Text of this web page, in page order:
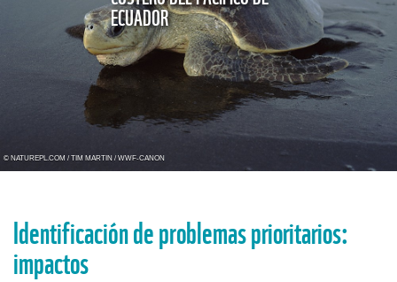
ECUADOR
© NATUREPL.COM / TIM MARTIN / WWF-CANON
Identificación de problemas prioritarios:
impactos